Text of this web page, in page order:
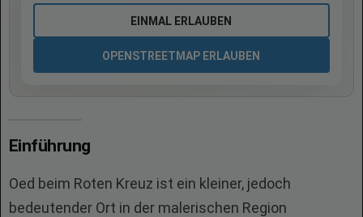
EINMAL ERLAUBEN
OPENSTREETMAP ERLAUBEN
Einführung
Oed beim Roten Kreuz ist ein kleiner, jedoch
bedeutender Ort in der malerischen Region